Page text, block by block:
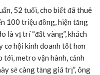
52 tuổi, cho biết đã thuê
100 triệu đồng, hiện tăng
là vị trí “đất vàng”, khách
cơ hội kinh doanh tốt hơn
tới, metro vận hành, cảnh
sẽ càng tăng giá trị”, ông